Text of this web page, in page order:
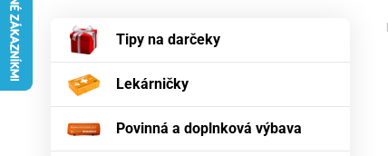
Tipy na darčeky
Lekárničky
Povinná a doplnková výbava